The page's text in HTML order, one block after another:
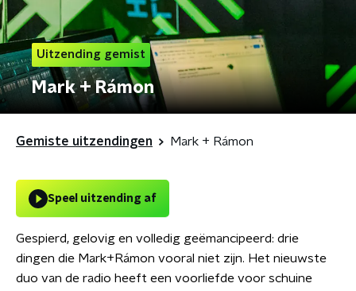
Uitzending gemist
Mark + Rámon
Gemiste uitzendingen Mark + Rámon
Speel uitzending af
Gespierd, gelovig en volledig geëmancipeerd: drie
dingen die Mark+Rámon vooral niet zijn. Het nieuwste
duo van de radio heeft een voorliefde voor schuine